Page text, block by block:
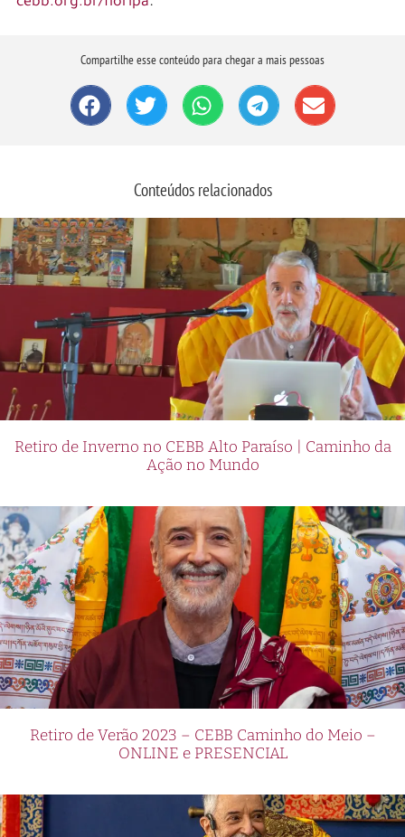
Compartilhe esse conteúdo para chegar a mais pessoas
Conteúdos relacionados
Retiro de Inverno no CEBB Alto Paraíso | Caminho da
Ação no Mundo
Retiro de Verão 2023 – CEBB Caminho do Meio –
ONLINE e PRESENCIAL